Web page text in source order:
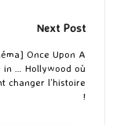
Next Post
Once Upon A
in … Hollywood où
changer l’histoire
!